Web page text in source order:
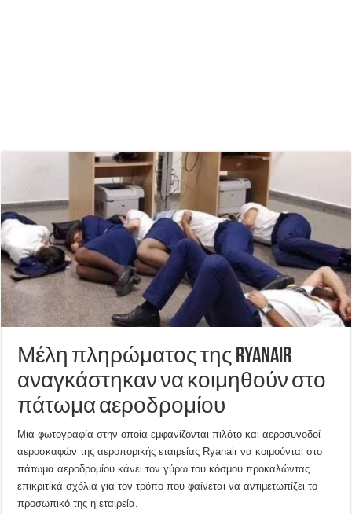
Μέλη πληρώματος της Ryanair
αναγκάστηκαν να κοιμηθούν στο
πάτωμα αεροδρομίου
Μια φωτογραφία στην οποία εμφανίζονται πιλότο και αεροσυνοδοί
αεροσκαφών της αεροπορικής εταιρείας Ryanair να κοιμούνται στο
πάτωμα αεροδρομίου κάνει τον γύρω του κόσμου προκαλώντας
επικριτικά σχόλια για τον τρόπο που φαίνεται να αντιμετωπίζει το
προσωπικό της η εταιρεία.